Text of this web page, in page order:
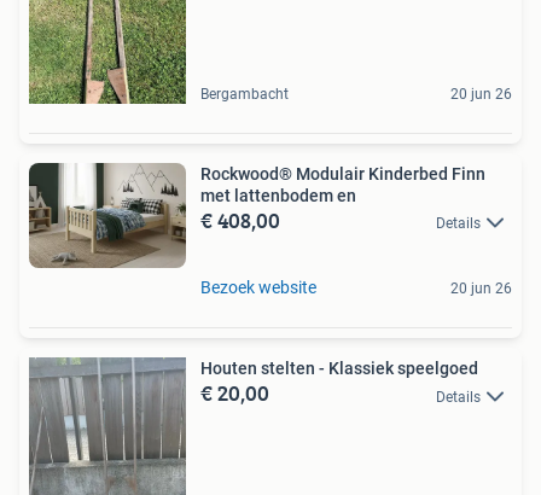
Bergambacht 20 jun 26
Rockwood® Modulair Kinderbed Finn
met lattenbodem en
€ 408,00 Details
Bezoek website 20 jun 26
Houten stelten - Klassiek speelgoed
€ 20,00 Details